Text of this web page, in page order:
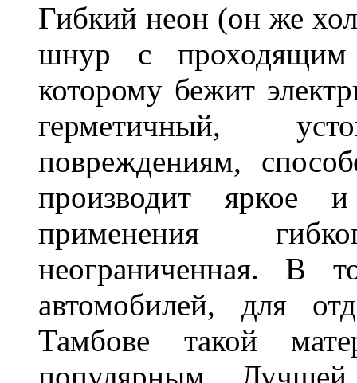
Гибкий неон (он же
шнур с
которому бежит
герметичный,
повреждениям,
производит яркое
применения
неограниченная.
автомобилей, для
Тамбове такой